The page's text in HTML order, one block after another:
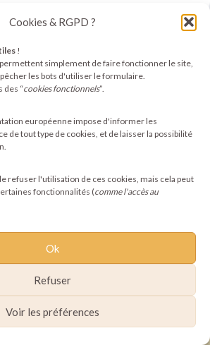
Cookies & RGPD ?
!
simplement de faire fonctionner le site,
les bots d'utiliser le formulaire.
des “cookies fonctionnels”.
européenne impose d'informer les
de tout type de cookies, et de laisser la possibilité
refuser l'utilisation de ces cookies, mais cela peut
fonctionnalités (comme l'accès au
Ok
Refuser
Voir les préférences
- Tous droits réservés